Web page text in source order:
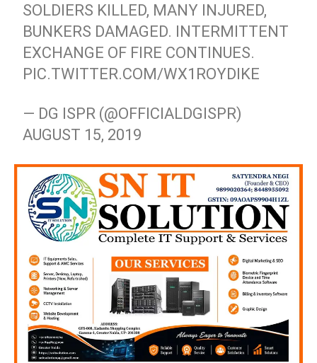
SOLDIERS KILLED, MANY INJURED,
BUNKERS DAMAGED. INTERMITTENT
EXCHANGE OF FIRE CONTINUES.
PIC.TWITTER.COM/WX1ROYDIKE
— DG ISPR (@OFFICIALDGISPR)
AUGUST 15, 2019